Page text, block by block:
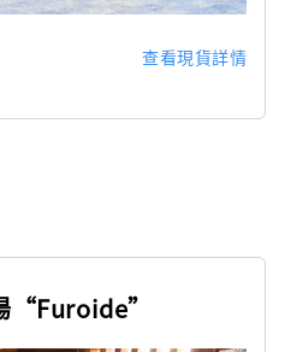
查看現貨詳情
“Furoide”